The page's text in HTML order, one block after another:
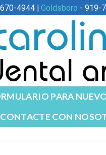
4944 | Goldsboro - 919-
PARA
CONTACTE CON